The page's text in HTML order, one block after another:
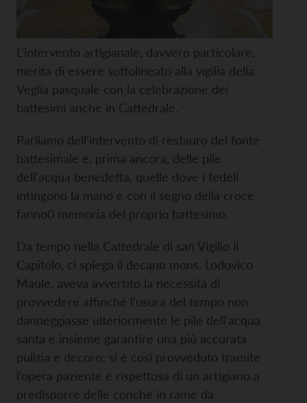
L'intervento artigianale, davvero particolare,
merita di essere sottolineato alla vigilia della
Veglia pasquale con la celebrazione dei
battesimi anche in Cattedrale.
Parliamo dell'intervento di restauro del fonte
battesimale e, prima ancora, delle pile
dell'acqua benedetta, quelle dove i fedeli
intingono la mano e con il segno della croce
fanno0 memoria del proprio battesimo.
Da tempo nella Cattedrale di san Vigilio il
Capitolo, ci spiega il decano mons. Lodovico
Maule, aveva avvertito la necessità di
provvedere affinché l’usura del tempo non
danneggiasse ulteriormente le pile dell’acqua
santa e insieme garantire una più accurata
pulizia e decoro; si è così provveduto tramite
l’opera paziente e rispettosa di un artigiano a
predisporre delle conche in rame da